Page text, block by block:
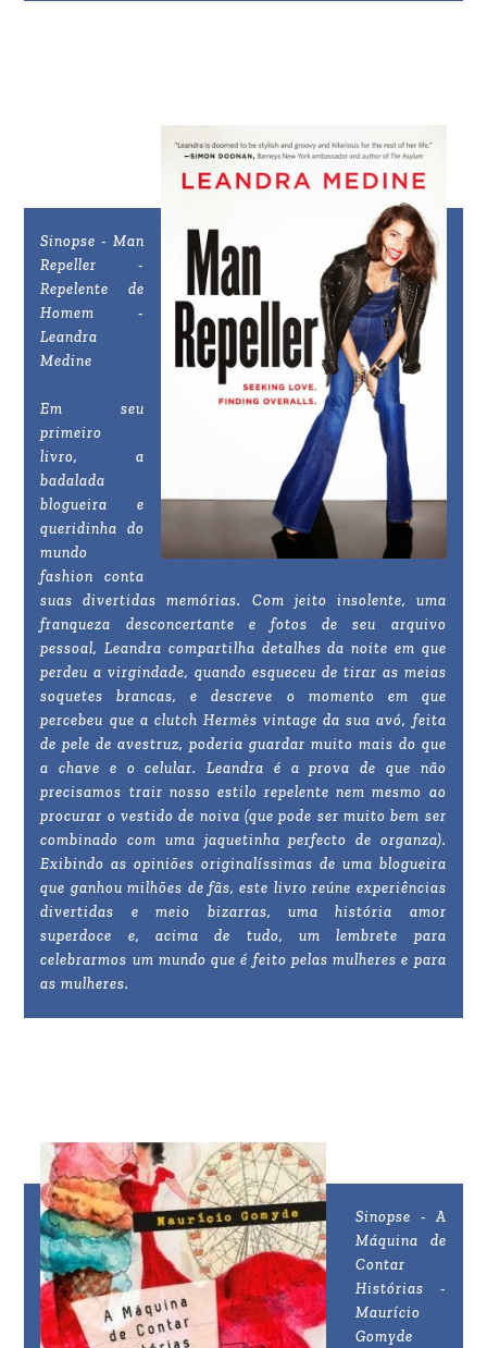
Sinopse - Man
Repeller -
Repelente de
Homem -
Leandra
Medine
Em seu
primeiro
livro, a
badalada
blogueira e
queridinha do
mundo
fashion conta
suas divertidas memórias. Com jeito insolente, uma
franqueza desconcertante e fotos de seu arquivo
pessoal, Leandra compartilha detalhes da noite em que
perdeu a virgindade, quando esqueceu de tirar as meias
soquetes brancas, e descreve o momento em que
percebeu que a clutch Hermès vintage da sua avó, feita
de pele de avestruz, poderia guardar muito mais do que
a chave e o celular. Leandra é a prova de que não
precisamos trair nosso estilo repelente nem mesmo ao
procurar o vestido de noiva (que pode ser muito bem ser
combinado com uma jaquetinha perfecto de organza).
Exibindo as opiniões originalíssimas de uma blogueira
que ganhou milhões de fãs, este livro reúne experiências
divertidas e meio bizarras, uma história amor
superdoce e, acima de tudo, um lembrete para
celebrarmos um mundo que é feito pelas mulheres e para
as mulheres.
Sinopse - A
Máquina de
Contar
Histórias -
Maurício
Gomyde